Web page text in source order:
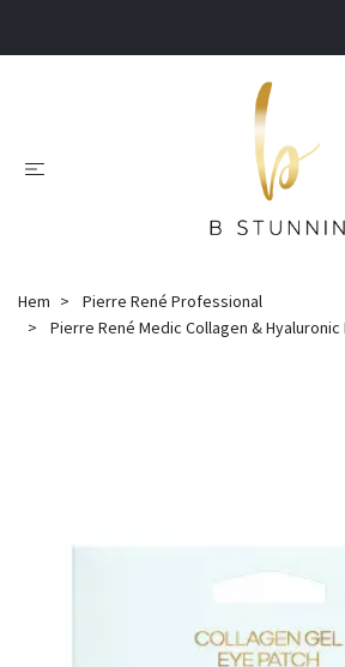
Hem
Pierre René Professional
Pierre René Medic Collagen & Hyaluronic